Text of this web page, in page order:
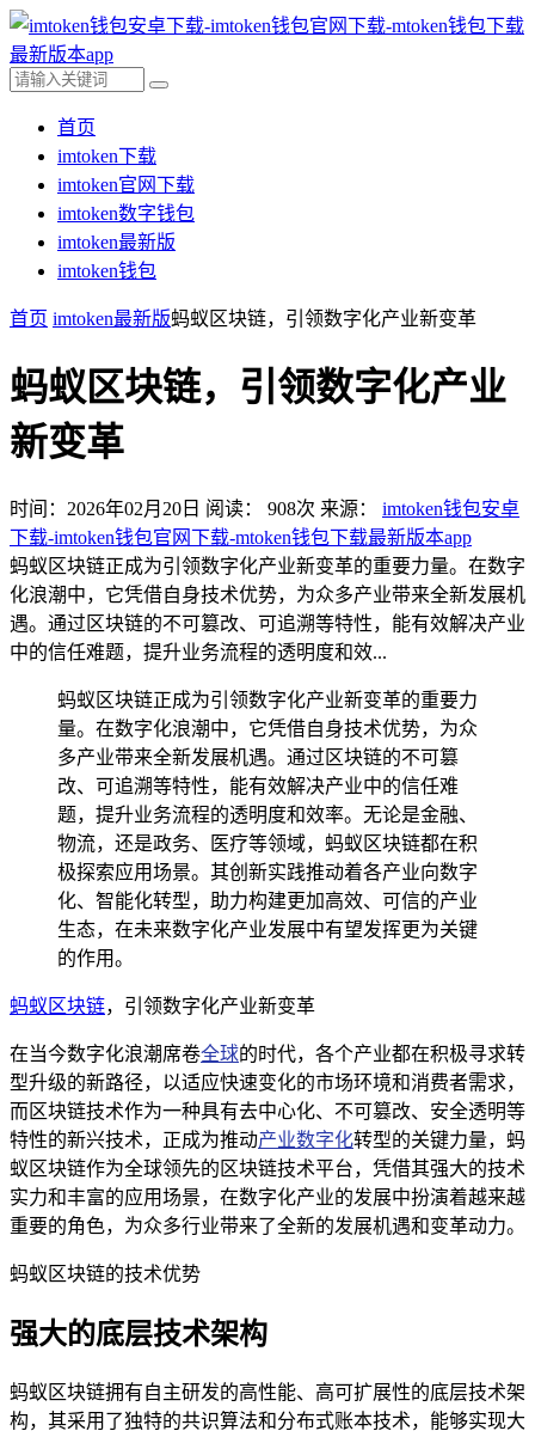
首页
imtoken下载
imtoken官网下载
imtoken数字钱包
imtoken最新版
imtoken钱包
首页 imtoken最新版蚂蚁区块链，引领数字化产业新变革
蚂蚁区块链，引领数字化产业
新变革
时间：2026年02月20日 阅读： 908次 来源： imtoken钱包安卓
下载-imtoken钱包官网下载-mtoken钱包下载最新版本app
蚂蚁区块链正成为引领数字化产业新变革的重要力量。在数字
化浪潮中，它凭借自身技术优势，为众多产业带来全新发展机
遇。通过区块链的不可篡改、可追溯等特性，能有效解决产业
中的信任难题，提升业务流程的透明度和效...
蚂蚁区块链正成为引领数字化产业新变革的重要力
量。在数字化浪潮中，它凭借自身技术优势，为众
多产业带来全新发展机遇。通过区块链的不可篡
改、可追溯等特性，能有效解决产业中的信任难
题，提升业务流程的透明度和效率。无论是金融、
物流，还是政务、医疗等领域，蚂蚁区块链都在积
极探索应用场景。其创新实践推动着各产业向数字
化、智能化转型，助力构建更加高效、可信的产业
生态，在未来数字化产业发展中有望发挥更为关键
的作用。
蚂蚁区块链，引领数字化产业新变革
在当今数字化浪潮席卷全球的时代，各个产业都在积极寻求转
型升级的新路径，以适应快速变化的市场环境和消费者需求，
而区块链技术作为一种具有去中心化、不可篡改、安全透明等
特性的新兴技术，正成为推动产业数字化转型的关键力量，蚂
蚁区块链作为全球领先的区块链技术平台，凭借其强大的技术
实力和丰富的应用场景，在数字化产业的发展中扮演着越来越
重要的角色，为众多行业带来了全新的发展机遇和变革动力。
蚂蚁区块链的技术优势
强大的底层技术架构
蚂蚁区块链拥有自主研发的高性能、高可扩展性的底层技术架
构，其采用了独特的共识算法和分布式账本技术，能够实现大